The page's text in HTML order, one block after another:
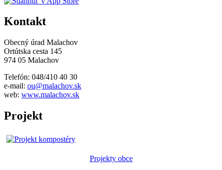
Kontakt
Obecný úrad Malachov
Ortútska cesta 145
974 05 Malachov
Telefón: 048/410 40 30
e-mail: ou@malachov.sk
web: www.malachov.sk
Projekt
Projekty obce